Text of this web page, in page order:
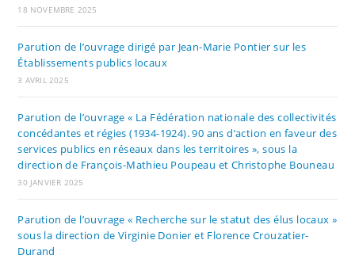
18 NOVEMBRE 2025
Parution de l’ouvrage dirigé par Jean-Marie Pontier sur les
Établissements publics locaux
3 AVRIL 2025
Parution de l’ouvrage « La Fédération nationale des collectivités
concédantes et régies (1934-1924). 90 ans d’action en faveur des
services publics en réseaux dans les territoires », sous la
direction de François-Mathieu Poupeau et Christophe Bouneau
30 JANVIER 2025
Parution de l’ouvrage « Recherche sur le statut des élus locaux »
sous la direction de Virginie Donier et Florence Crouzatier-
Durand